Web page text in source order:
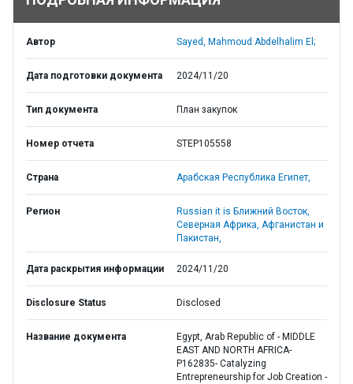
Автор Sayed, Mahmoud Abdelhalim El;
Дата подготовки документа 2024/11/20
Тип документа План закупок
Номер отчета STEP105558
Страна Арабская Республика Египет,
Регион
Russian it is Ближний Восток,
Северная Африка, Афганистан и
Пакистан,
Дата раскрытия информации 2024/11/20
Disclosure Status Disclosed
Название документа
Egypt, Arab Republic of - MIDDLE
EAST AND NORTH AFRICA-
P162835- Catalyzing
Entrepreneurship for Job Creation -